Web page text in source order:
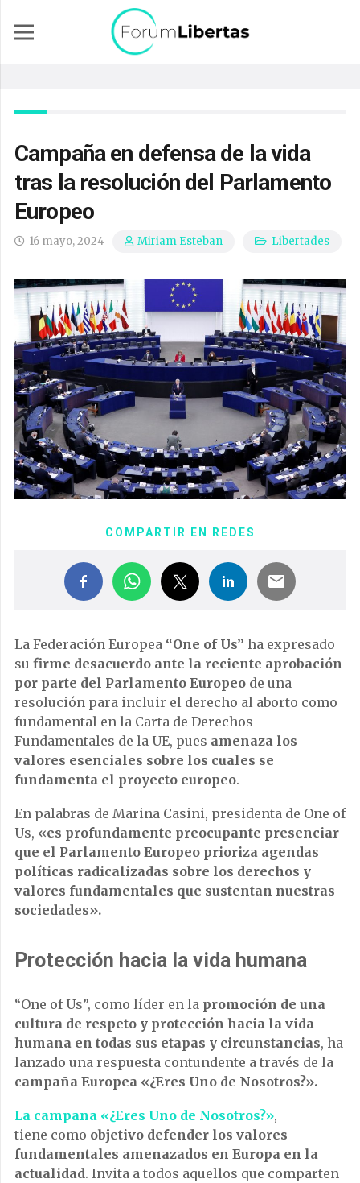
Campaña en defensa de la vida
tras la resolución del Parlamento
Europeo
16 mayo, 2024 Miriam Esteban Libertades
COMPARTIR EN REDES
La Federación Europea “One of Us” ha expresado
su firme desacuerdo ante la reciente aprobación
por parte del Parlamento Europeo de una
resolución para incluir el derecho al aborto como
fundamental en la Carta de Derechos
Fundamentales de la UE, pues amenaza los
valores esenciales sobre los cuales se
fundamenta el proyecto europeo.
En palabras de Marina Casini, presidenta de One of
Us, «es profundamente preocupante presenciar
que el Parlamento Europeo prioriza agendas
políticas radicalizadas sobre los derechos y
valores fundamentales que sustentan nuestras
sociedades».
Protección hacia la vida humana
“One of Us”, como líder en la promoción de una
cultura de respeto y protección hacia la vida
humana en todas sus etapas y circunstancias, ha
lanzado una respuesta contundente a través de la
campaña Europea «¿Eres Uno de Nosotros?».
La campaña «¿Eres Uno de Nosotros?»,
tiene como objetivo defender los valores
fundamentales amenazados en Europa en la
actualidad. Invita a todos aquellos que comparten